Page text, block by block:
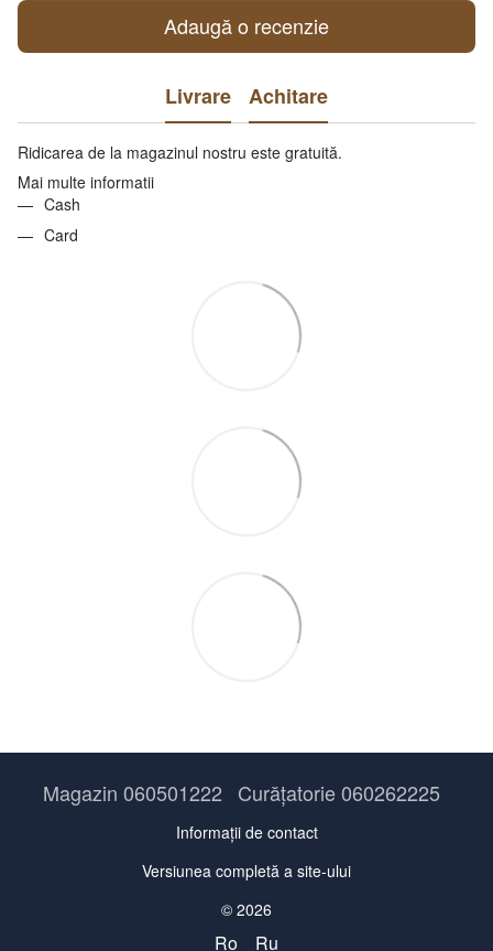
Adaugă o recenzie
Livrare Achitare
Ridicarea de la magazinul nostru este gratuită.
Mai multe informatii
Cash
Card
Magazin 060501222 Curățatorie 060262225
Informații de contact
Versiunea completă a site-ului
© 2026
Ro Ru